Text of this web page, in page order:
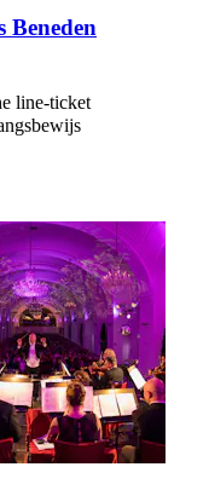
Beneden
line-ticket